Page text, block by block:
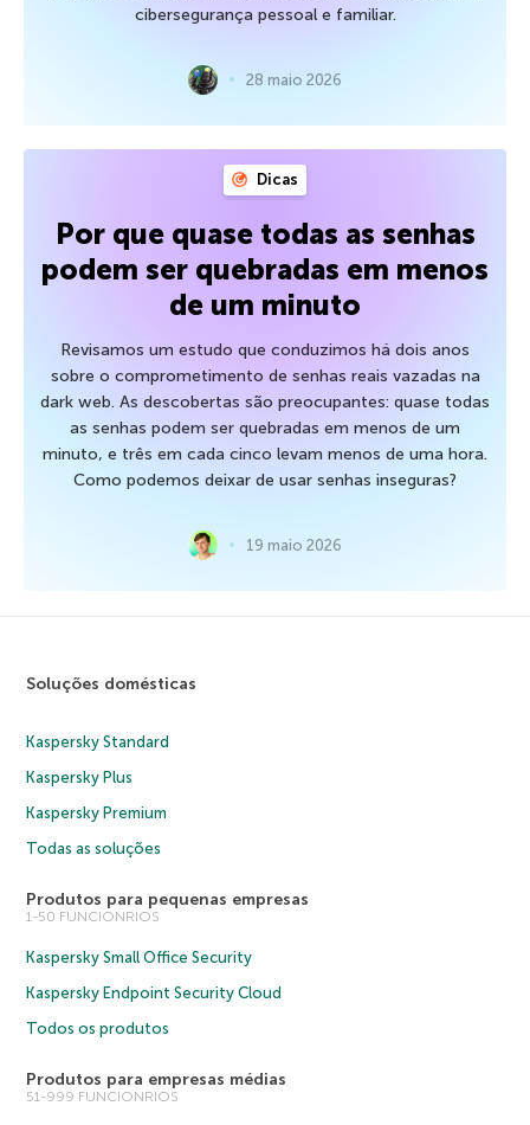
cibersegurança pessoal e familiar.
28 maio 2026
Dicas
Por que quase todas as senhas
podem ser quebradas em menos
de um minuto
Revisamos um estudo que conduzimos há dois anos
sobre o comprometimento de senhas reais vazadas na
dark web. As descobertas são preocupantes: quase todas
as senhas podem ser quebradas em menos de um
minuto, e três em cada cinco levam menos de uma hora.
Como podemos deixar de usar senhas inseguras?
19 maio 2026
Soluções domésticas
Kaspersky Standard
Kaspersky Plus
Kaspersky Premium
Todas as soluções
Produtos para pequenas empresas
1-50 FUNCIONRIOS
Kaspersky Small Office Security
Kaspersky Endpoint Security Cloud
Todos os produtos
Produtos para empresas médias
51-999 FUNCIONRIOS